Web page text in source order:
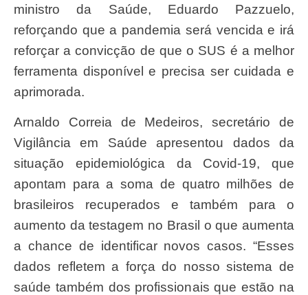
ministro da Saúde, Eduardo Pazzuelo,
reforçando que a pandemia será vencida e irá
reforçar a convicção de que o SUS é a melhor
ferramenta disponível e precisa ser cuidada e
aprimorada.
Arnaldo Correia de Medeiros, secretário de
Vigilância em Saúde apresentou dados da
situação epidemiológica da Covid-19, que
apontam para a soma de quatro milhões de
brasileiros recuperados e também para o
aumento da testagem no Brasil o que aumenta
a chance de identificar novos casos. “Esses
dados refletem a força do nosso sistema de
saúde também dos profissionais que estão na